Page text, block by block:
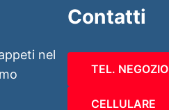
nel
Contatti
TEL. NEGOZIO
CELLULARE